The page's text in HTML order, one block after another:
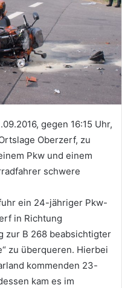
gegen 16:15 Uhr,
Oberzerf, zu
Pkw und einem
schwere
ein 24-jähriger Pkw-
in Richtung
zur B 268 beabsichtigter
zu überqueren. Hierbei
kommenden 23-
kam es im